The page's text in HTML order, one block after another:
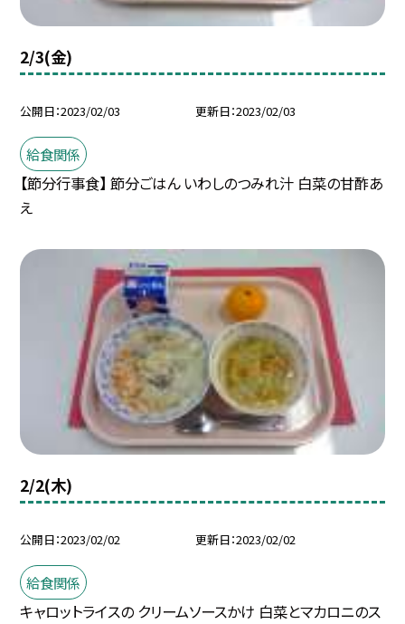
2/3(金)
公開日 2023/02/03 更新日 2023/02/03
給食関係
【節分行事食】 節分ごはん いわしのつみれ汁 白菜の甘酢あ
え
2/2(木)
公開日 2023/02/02 更新日 2023/02/02
給食関係
キャロットライスの クリームソースかけ 白菜とマカロニのス